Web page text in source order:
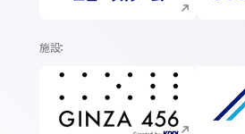
施設
新規ウィンドウで開く